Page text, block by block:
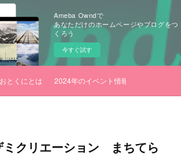
Ameba Owndで
あなただけのホームページやブログをつ
くろう
今すぐ試す
とくにとは 2024年のイベント情報
クリエーション まちてら